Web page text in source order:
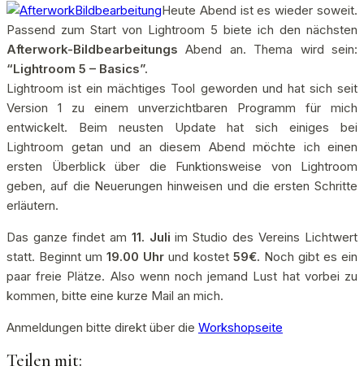
Heute Abend ist es wieder soweit.
Passend zum Start von Lightroom 5 biete ich den nächsten
Afterwork-Bildbearbeitungs Abend an. Thema wird sein:
“Lightroom 5 – Basics”.
Lightroom ist ein mächtiges Tool geworden und hat sich seit
Version 1 zu einem unverzichtbaren Programm für mich
entwickelt. Beim neusten Update hat sich einiges bei
Lightroom getan und an diesem Abend möchte ich einen
ersten Überblick über die Funktionsweise von Lightroom
geben, auf die Neuerungen hinweisen und die ersten Schritte
erläutern.
Das ganze findet am 11. Juli im Studio des Vereins Lichtwert
statt. Beginnt um19.00 Uhr und kostet 59€. Noch gibt es ein
paar freie Plätze. Also wenn noch jemand Lust hat vorbei zu
kommen, bitte eine kurze Mail an mich.
Anmeldungen bitte direkt über die Workshopseite
Teilen mit: